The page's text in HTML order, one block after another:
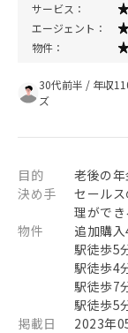
サービス：
エージェント：
物件：
30代前半 / 年収
ズ
目的
老後の
決め手
セール
理ができ
物件
追加購
駅徒歩5
駅徒歩4
駅徒歩7
駅徒歩5
掲載日
2023年